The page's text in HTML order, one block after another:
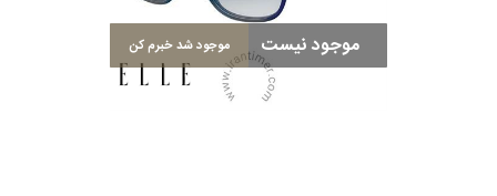
موجود نیست موجود شد خبرم کن